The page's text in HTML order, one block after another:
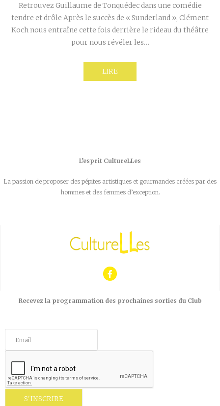
Retrouvez Guillaume de Tonquédec dans une comédie
tendre et drôle Après le succès de « Sunderland », Clément
Koch nous entraîne cette fois derrière le rideau du théâtre
pour nous révéler les…
LIRE
L’esprit CultureLLes
La passion de proposer des pépites artistiques et gourmandes créées par des
hommes et des femmes d’exception.
Recevez la programmation des prochaines sorties du Club